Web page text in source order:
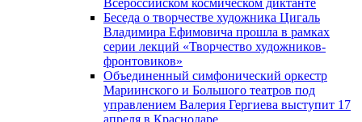
Беседа о творчестве художника Цигаль
Владимира Ефимовича прошла в рамках
серии лекций «Творчество художников-
фронтовиков»
Объединенный симфонический оркестр
Мариинского и Большого театров под
управлением Валерия Гергиева выступит 17
апреля в Краснодаре